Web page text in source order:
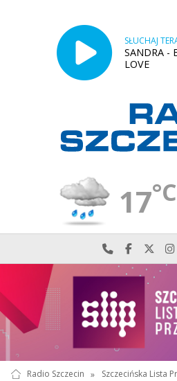
SŁUCHAJ
SANDRA -
LOVE
17°C
Najlepiej po
Radio Szczecin » Szczecińska Lista